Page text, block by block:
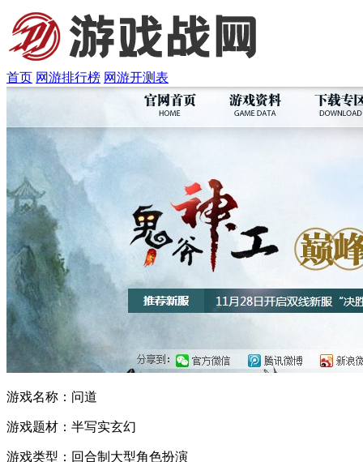
首页 网游排行榜 网游开测表
游戏名称： 问道
游戏题材： 半写实玄幻
游戏类型： 回合制大型角色扮演